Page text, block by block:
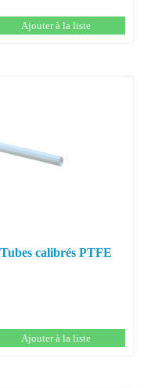
Ajouter à la liste
Tubes calibrés PTFE
Ajouter à la liste